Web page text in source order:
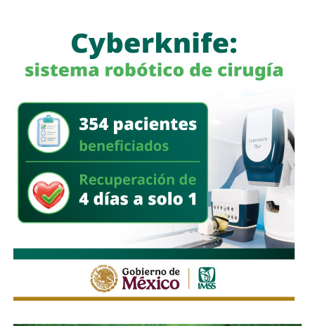
desplegó cuadrillas para retirar ramas, residuos y
materiales acumulados en coladeras y alcantarillas,
además de continuar con la limpieza de las zonas donde
El Gobierno Municipal reiteró que mantiene activos los
protocolos de atención durante la temporada de lluvias e
hizo un llamado a la población a evitar tirar basura en la vía
pública, ya que los desechos obstruyen la infraestructura
pluvial y favorecen los encharcamientos.
También lee:Domingo de Pilas lleva servicios de salud y
rehabilitación urbana a Villas del Sauzalito